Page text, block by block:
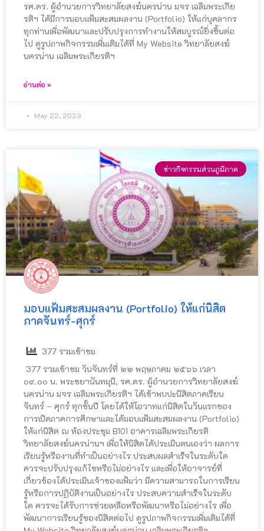
รศ.ดร. ผู้อำนวยการวิทยาลัยสงฆ์นครน่าน มจร เฉลิมพระเกีย
รติฯ ได้มีการมอบแฟ้มสะสมผลงาน (Portfolio) ให้แก่บุคลากร
ทุกท่านเพื่อพัฒนาและปรับปรุงการทำงานให้สมบูรณ์ยิ่งขึ้นต่อ
ไป ดูรูปภาพกิจกรรมเพิ่มเติมได้ที่ My Website วิทยาลัยสงฆ์
นครน่าน เฉลิมพระเกียรติฯ
อ่านต่อ »
May 22, 2023
ข่าวกิจกรรมส่วนภูมิภาค
มอบแฟ้มสะสมผลงาน (Portfolio) ให้แก่นิสิต
ภาคจันทร์-ศุกร์
377 รวมเข้าชม
377 รวมเข้าชม วันจันทร์ที่ ๒๒ พฤษภาคม ๒๕๖๖ เวลา
๐๙.๐๐ น. พระชยานันทมุนี, รศ.ดร. ผู้อำนวยการวิทยาลัยสงฆ์
นครน่าน มจร เฉลิมพระเกียรติฯ ได้เข้าพบปะนิสิตภาคเรียน
จันทร์ – ศุกร์ ทุกชั้นปี โดยได้ให้โอวาทแก่นิสิตในวันแรกของ
การเปิดภาคการศึกษาและได้มอบแฟ้มสะสมผลงาน (Portfolio)
ให้แก่นิสิต ณ ห้องประชุม B101 อาคารเฉลิมพระเกียรติ
วิทยาลัยสงฆ์นครน่านฯ เพื่อให้นิสิตได้ประเมินตนเองว่า ผลการ
เรียนรู้หรืองานที่ทำเป็นอย่างไร ประสบผลสำเร็จในระดับใด
ควรจะปรับปรุงแก้ไขหรือไม่อย่างไร และเพื่อให้อาจารย์ที่
เกี่ยวข้องได้ประเมินเจ้าของแฟ้มว่า มีความสามารถในการเรียน
รู้หรือการปฏิบัติงานเป็นอย่างไร ประสบความสำเร็จในระดับ
ใด ควรจะได้รับการช่วยเหลือหรือพัฒนาหรือไม่อย่างไร เพื่อ
พัฒนาการเรียนรู้ของนิสิตต่อไป ดูรูปภาพกิจกรรมเพิ่มเติมได้ที่